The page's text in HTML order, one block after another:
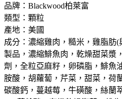
品牌：Blackwood柏萊富
類型：顆粒
產地：美國
成分：濃縮雞肉，糙米，雞脂肪
製品，濃縮鯡魚肉，乾燥甜菜漿
劑，全粒亞麻籽，卵磷脂，鯡魚
胺酸，胡蘿蔔，芹菜，甜菜，荷
碳酸鈣，蔓越莓，牛磺酸，絲蘭